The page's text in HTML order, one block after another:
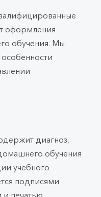
оформления
обучения. Мы
диагноз,
обучения
учебного
подписями